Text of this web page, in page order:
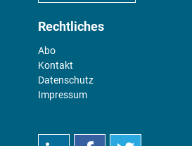
Rechtliches
Abo
Kontakt
Datenschutz
Impressum